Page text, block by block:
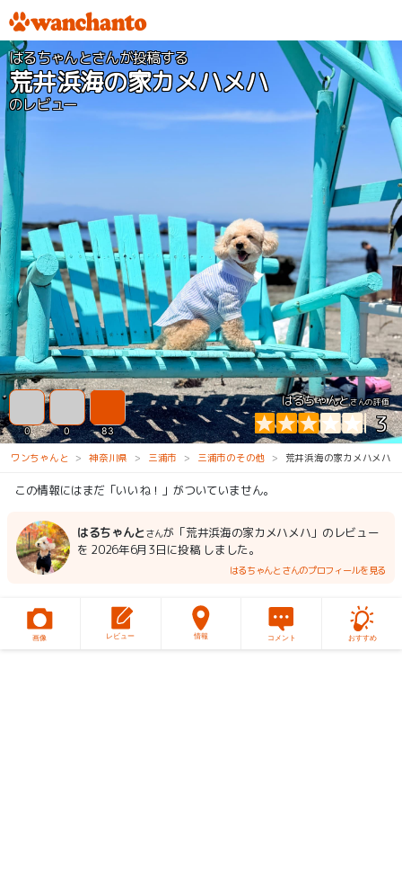
はるちゃんとさんが投稿する
荒井浜海の家カメハメハ
のレビュー
はるちゃんとさんの評価
3
0 0 83
ワンちゃんと 神奈川県 三浦市 三浦市のその他 荒井浜海の家カメハメハ
この情報にはまだ「いいね！」がついていません。
はるちゃんとさんが「荒井浜海の家カメハメハ」のレビュー
を 2026年6月3日に投稿 しました。
はるちゃんとさんのプロフィールを見る
画像 レビュー 情報 コメント おすすめ